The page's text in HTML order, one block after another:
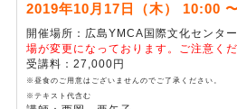
めのコミュニケーションについて再確
ります。
2019年10月17日（木） 10:00
開催場所：広島YMCA国際文化セン
場が変更になっております。ご注意くだ
受講料：27,000円
※昼食のご用意はございませんのでご了承ください。
※テキスト代含む